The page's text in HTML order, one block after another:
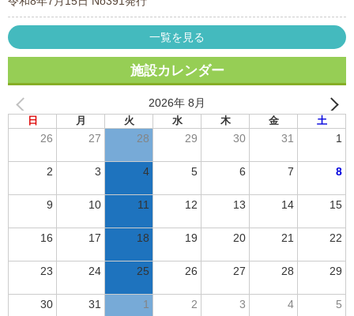
一覧を見る
施設カレンダー
2026年 8月
日 月 火 水 木 金 土
26 27 28 29 30 31 1
2 3 4 5 6 7 8
9 10 11 12 13 14 15
16 17 18 19 20 21 22
23 24 25 26 27 28 29
30 31 1 2 3 4 5